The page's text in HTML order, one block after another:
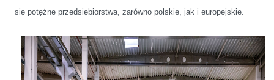
się potężne przedsiębiorstwa, zarówno polskie, jak i europejskie.